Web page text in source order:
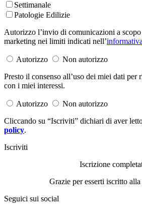
Settimanale
Patologie Edilizie
Autorizzo l’invio di comunicazioni a
marketing nei limiti indicati nell’informativa
Autorizzo
Non autorizzo
Presto il consenso all’uso dei miei dati per
con i miei interessi.
Autorizzo
Non autorizzo
Cliccando su “Iscriviti” dichiari di aver
policy.
Iscriviti
Iscrizione
Grazie per esserti iscritto alla
Seguici sui social